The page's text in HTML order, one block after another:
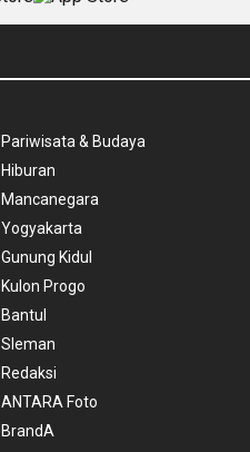
Pariwisata & Budaya
Hiburan
Mancanegara
Yogyakarta
Gunung Kidul
Kulon Progo
Bantul
Sleman
Redaksi
ANTARA Foto
BrandA